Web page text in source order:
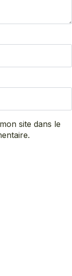
site dans le